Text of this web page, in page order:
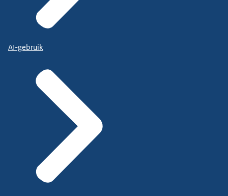
AI-gebruik